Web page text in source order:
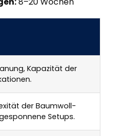
Kapazität der
der Baumwoll-
Setups.